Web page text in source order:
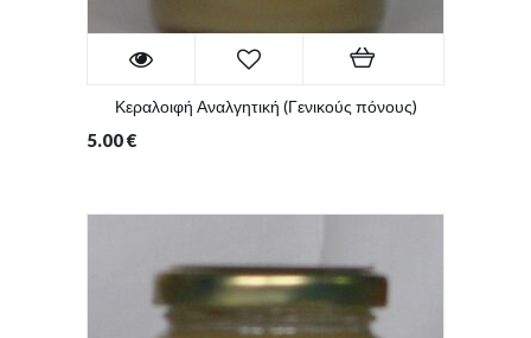
Κεραλοιφή Αναλγητική (Γενικούς πόνους)
5.00€